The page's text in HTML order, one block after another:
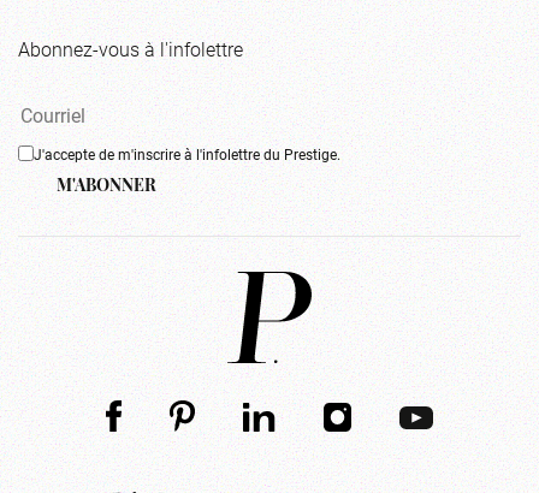
Abonnez-vous à l'infolettre
J'accepte de m'inscrire à l'infolettre du Prestige.
M'ABONNER